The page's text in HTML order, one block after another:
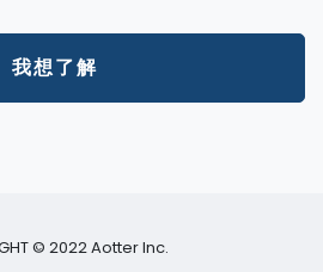
我想了解
© 2022 Aotter Inc.